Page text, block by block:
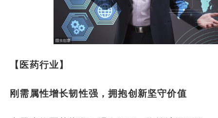
【医药行业】
刚需属性增长韧性强，拥抱创新坚守价值